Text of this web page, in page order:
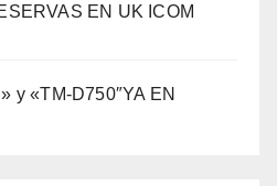
EN UK ICOM
y «TM-D750″YA EN